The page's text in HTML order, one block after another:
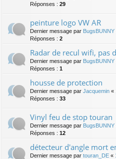
Réponses : 29
peinture logo VW AR
Dernier message par BugsBUNNY
Réponses : 2
Radar de recul wifi, pas
Dernier message par BugsBUNNY
Réponses : 1
housse de protection
Dernier message par Jacquemin «
Réponses : 33
Vinyl feu de stop touran
Dernier message par BugsBUNNY
Réponses : 12
détecteur d'angle mort
Dernier message par touran_DE «